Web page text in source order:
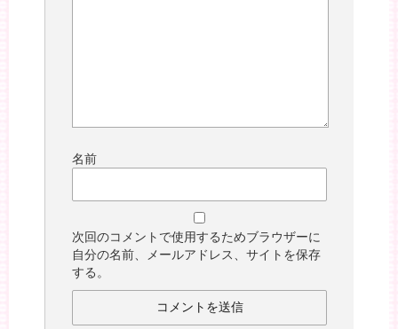
名前
次回のコメントで使用するためブラウザーに
自分の名前、メールアドレス、サイトを保存
する。